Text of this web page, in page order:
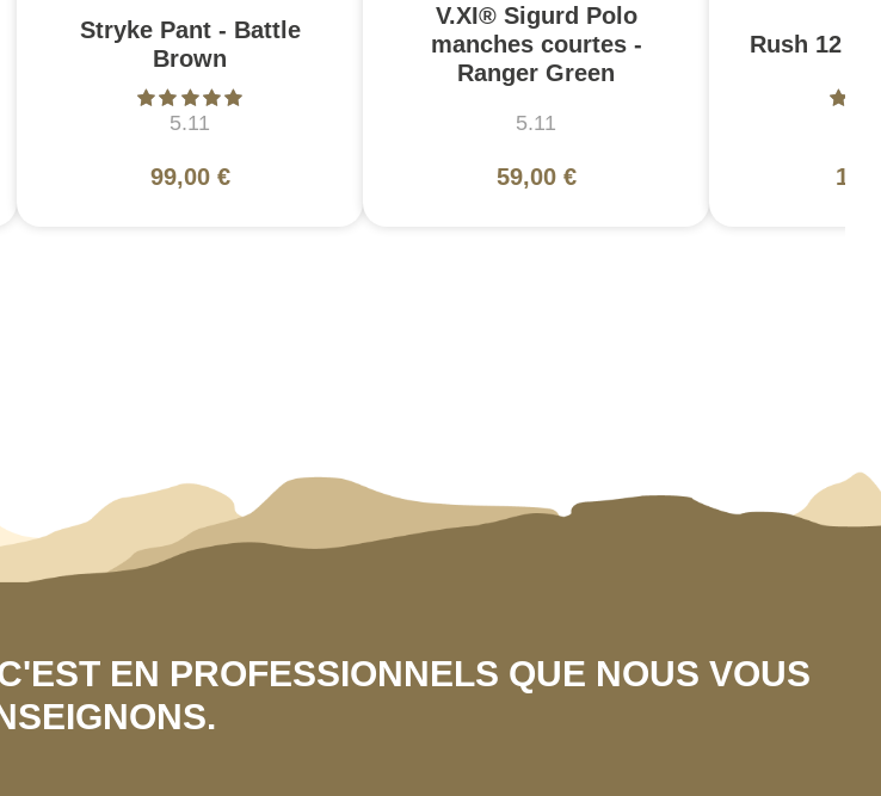
Stryke Pant - Battle
Brown
5.11
99,00 €
V.XI® Sigurd Polo
manches courtes -
Ranger Green
5.11
59,00 €
Rush 12
EN PROFESSIONNELS QUE NOUS VOUS